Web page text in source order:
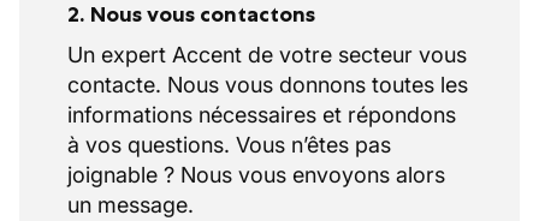
2. Nous vous contactons
Un expert Accent de votre secteur vous
contacte. Nous vous donnons toutes les
informations nécessaires et répondons
à vos questions. Vous n’êtes pas
joignable ? Nous vous envoyons alors
un message.